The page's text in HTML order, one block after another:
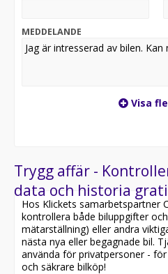
MEDDELANDE
Visa
Trygg affär -
data och historia
Hos Klickets samarbetspartner
kontrollera både biluppgifter
mätarställning) eller andra
nästa nya eller begagnade bil.
använda för privatpersoner -
och säkrare bilköp!